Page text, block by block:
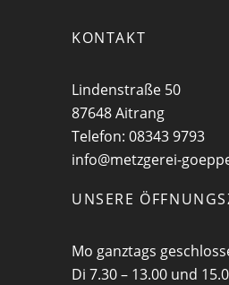
KONTAKT
Lindenstraße 50
87648 Aitrang
Telefon: 08343 9793
info@metzgerei-
UNSERE
Mo ganztags
Di 7.30 – 13.00 und